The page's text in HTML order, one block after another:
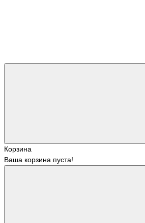
Корзина
Ваша корзина пуста!